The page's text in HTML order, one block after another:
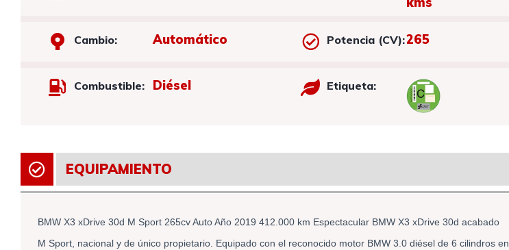
Cambio: Automático Potencia (CV):265
Combustible: Diésel Etiqueta:
EQUIPAMIENTO
BMW X3 xDrive 30d M Sport 265cv Auto Año 2019 412.000 km Espectacular BMW X3 xDrive 30d acabado
M Sport, nacional y de único propietario. Equipado con el reconocido motor BMW 3.0 diésel de 6 cilindros en